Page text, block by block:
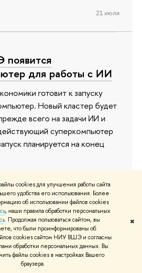
cookies для улучшения работы сайта
удобства его использования. Более
об использовании файлов cookies
, наши правила обработки персональных
. Продолжая пользоваться сайтом, вы
что были проинформированы об
cookies сайтом НИУ ВШЭ и согласны
обработки персональных данных. Вы
файлы cookies в настройках Вашего
браузера.
✖
21 июля
для работы с ИИ
готовит к запуску
Новый кластер будет
всего на задачи ИИ и
суперкомпьютер
планируется на конец